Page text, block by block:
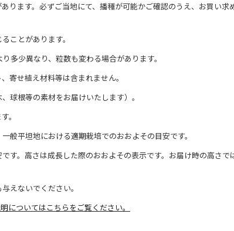
ります。必ずご当地にて、播種が可能かご確認のうえ、お買い求
ことがあります。
多少異なり、粒数も変わる場合があります。
寄せ植え材料等は含まれません。
球根等の素材をお届けいたします）。
。
平坦地における適期栽培でのおおよその目安です。
す。高さは成長した際のおおよその表示です。お届け時の高さで
えないでください。
についてはこちらをご覧ください。